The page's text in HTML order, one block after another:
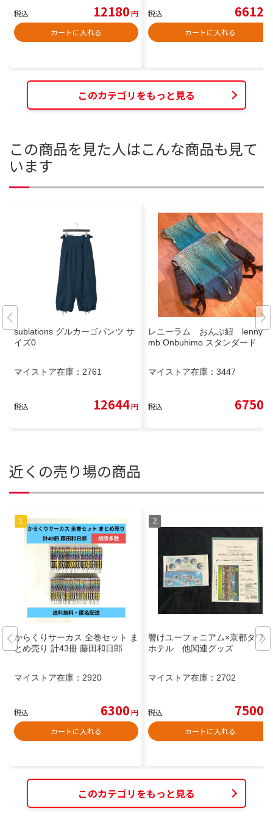
税込 12180円
カートに入れる
税込 6612
カートに入れる
このカテゴリをもっと見る
この商品を見た人はこんな商品も見て
います
sublations グルカーゴパンツ サ
イズ0
マイストア在庫： 2761
税込 12644円
レニーラム おんぶ紐 lennyla
mb Onbuhimo スタンダード
マイストア在庫： 3447
税込 6750
近くの売り場の商品
からくりサーカス 全巻セット ま
とめ売り 計43冊 藤田和日郎
マイストア在庫： 2920
税込 6300円
カートに入れる
響けユーフォニアム×京都タワー
ホテル 他関連グッズ
マイストア在庫： 2702
税込 7500
カートに入れる
このカテゴリをもっと見る